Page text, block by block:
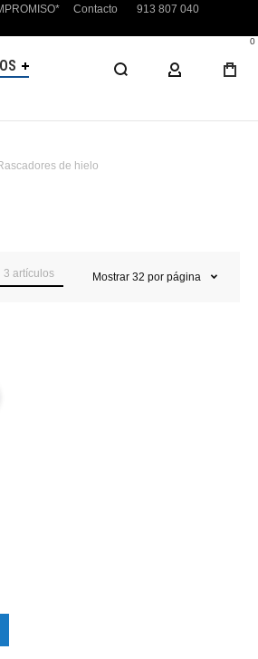
Contacto 913 807 040
MI CUENTA
0
de hielo
3 artículos Mostrar 32 por página